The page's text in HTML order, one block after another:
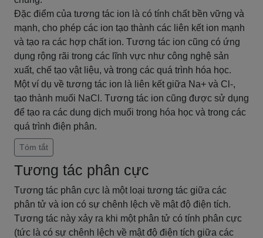
Đặc điểm của tương tác ion là có tính chất bền vững và
mạnh, cho phép các ion tạo thành các liên kết ion mạnh
và tạo ra các hợp chất ion. Tương tác ion cũng có ứng
dụng rộng rãi trong các lĩnh vực như công nghệ sản
xuất, chế tạo vật liệu, và trong các quá trình hóa học.
Một ví dụ về tương tác ion là liên kết giữa Na+ và Cl-,
tạo thành muối NaCl. Tương tác ion cũng được sử dụng
để tạo ra các dung dịch muối trong hóa học và trong các
quá trình điện phân.
Tóm tắt
Tương tác phân cực
Tương tác phân cực là một loại tương tác giữa các
phân tử và ion có sự chênh lệch về mật độ điện tích.
Tương tác này xảy ra khi một phân tử có tính phân cực
(tức là có sự chênh lệch về mật độ điện tích giữa các